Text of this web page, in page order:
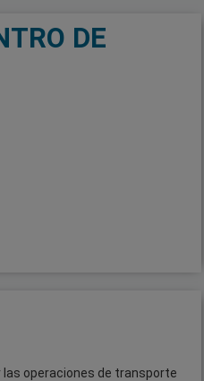
DE
las operaciones de transporte